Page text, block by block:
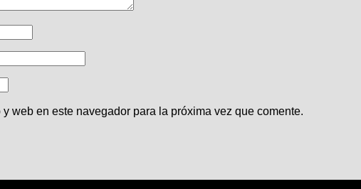
web en este navegador para la próxima vez que comente.